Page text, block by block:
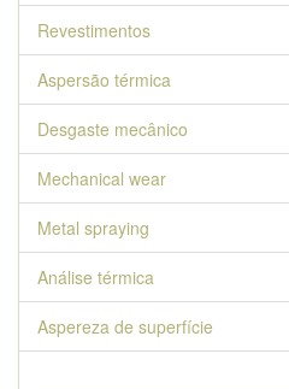
Revestimentos
Aspersão térmica
Desgaste mecânico
Mechanical wear
Metal spraying
Análise térmica
Aspereza de superfície